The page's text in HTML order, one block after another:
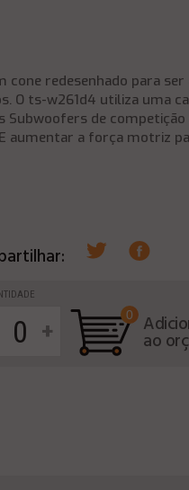
redesenhado para ser
O ts-w261d4 utiliza uma
de competição
aumentar a força motriz
+
0
ao